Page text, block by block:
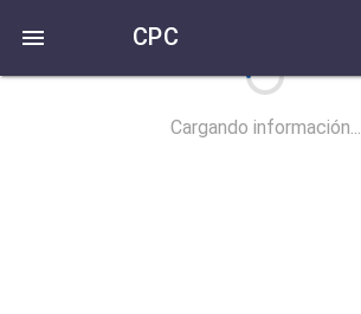
CPC
Cargando información...